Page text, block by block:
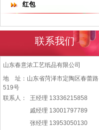
红包
联系我们
山东春意浓工艺纸品有限公司
地 址：山东省菏泽市定陶区春蕾路
519号
联系人：
王经理 13336215858
戚经理 13001797789
张经理 13953050130